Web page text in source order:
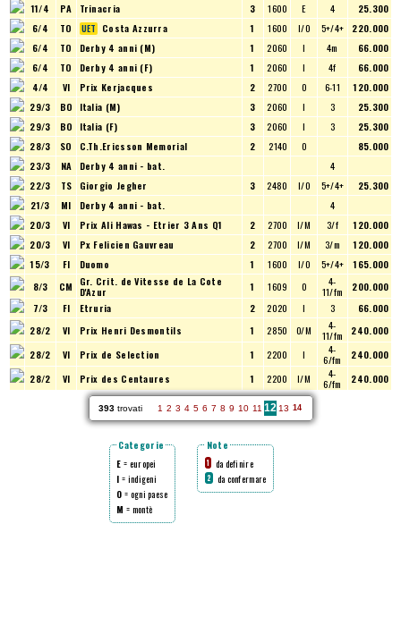
11/4
PA Trinacria 3 1600 E 4
25.300
6/4
TO Costa Azzurra 1 1600 I/O 5+/4+
220.000
6/4
TO Derby 4 anni (M) 1 2060 I 4m
66.000
6/4
TO Derby 4 anni (F) 1 2060 I 4f
66.000
4/4
VI Prix Kerjacques 2 2700 O 6-11
120.000
29/3
BO Italia (M) 3 2060 I 3
25.300
29/3
BO Italia (F) 3 2060 I 3
25.300
28/3
SO C.Th.Ericsson Memorial 2 2140 O
85.000
23/3
NA Derby 4 anni - bat.
4
22/3
TS Giorgio Jegher 3 2480 I/O 5+/4+
25.300
21/3
MI Derby 4 anni - bat.
4
20/3
VI Prix Ali Hawas - Etrier 3 Ans Q1 2 2700 I/M 3/f
120.000
20/3
VI Px Felicien Gauvreau 2 2700 I/M 3/m
120.000
15/3
FI Duomo 1 1600 I/O 5+/4+
165.000
8/3
CM Gr. Crit. de Vitesse de La Cote
D'Azur 1 1609 O 4-
11/fm
200.000
7/3
FI Etruria 2 2020 I 3
66.000
28/2
VI Prix Henri Desmontils 1 2850 O/M 4-
11/fm
240.000
28/2
VI Prix de Selection 1 2200 I 4-
6/fm
240.000
28/2
VI Prix des Centaures 1 2200 I/M 4-
6/fm 240.000
393trovati 1 2 3 4 5 6 7 8 9 10 11 12 13 14
Categorie
E = europei
I = indigeni
O = ogni paese
M = montè
Note
1 da definire
2 da confermare